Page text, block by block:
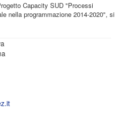
Capacity SUD "Processi
nella programmazione 2014-2020", si